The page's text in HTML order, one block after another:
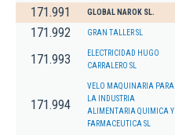
171.991 GLOBAL NAROK SL.
171.992 GRAN TALLER SL
171.993
ELECTRICIDAD HUGO
CARRALERO SL
171.994
VELO MAQUINARIA PARA
LA INDUSTRIA
ALIMENTARIA QUIMICA Y
FARMACEUTICA SL